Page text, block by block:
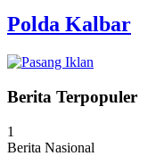
Polda Kalbar
Berita Terpopuler
1
Berita Nasional